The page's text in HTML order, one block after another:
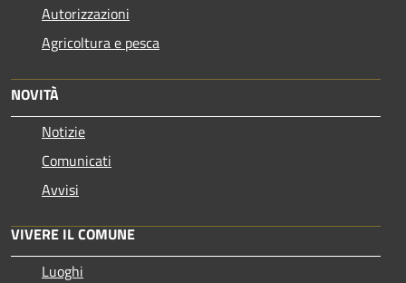
Autorizzazioni
Agricoltura e pesca
NOVITÀ
Notizie
Comunicati
Avvisi
VIVERE IL COMUNE
Luoghi